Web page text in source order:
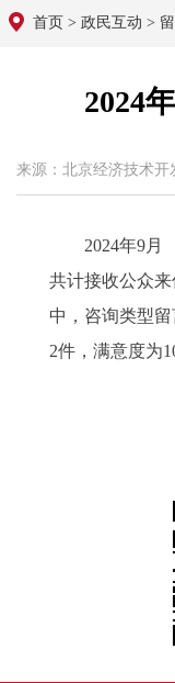
首页 > 政民互动 >
2024
来源：北京经济技术
2024年9月
共计接收公众
中，咨询类型
2件，满意度为